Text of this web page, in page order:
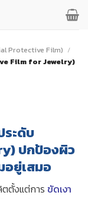
Protective Film) /
Film for Jewelry)
ะดับ
ปกป้องผิว
อยู่เสมอ
ตตั้งแต่การ ขัดเงา